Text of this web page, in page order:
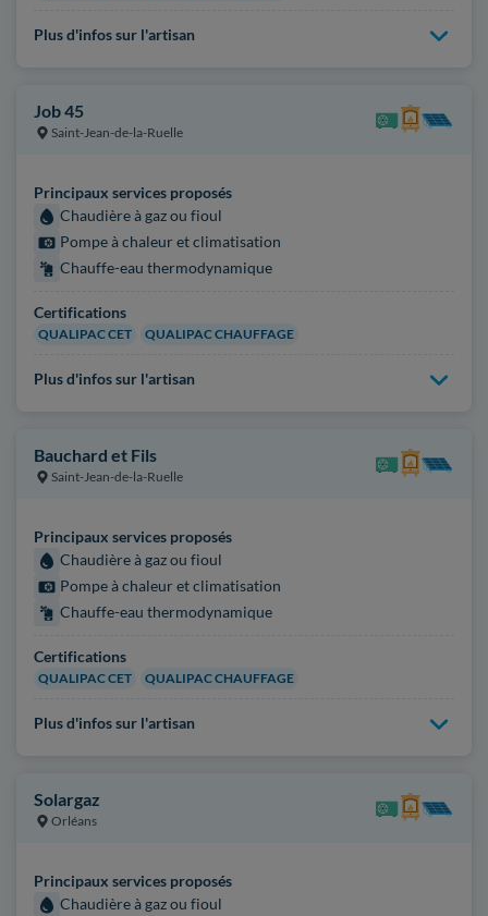
Plus d'infos sur l'artisan
Job 45
Saint-Jean-de-la-Ruelle
Principaux services proposés
Chaudière à gaz ou fioul
Pompe à chaleur et climatisation
Chauffe-eau thermodynamique
Certifications
QUALIPAC CET QUALIPAC CHAUFFAGE
Plus d'infos sur l'artisan
Bauchard et Fils
Saint-Jean-de-la-Ruelle
Principaux services proposés
Chaudière à gaz ou fioul
Pompe à chaleur et climatisation
Chauffe-eau thermodynamique
Certifications
QUALIPAC CET QUALIPAC CHAUFFAGE
Plus d'infos sur l'artisan
Solargaz
Orléans
Principaux services proposés
Chaudière à gaz ou fioul